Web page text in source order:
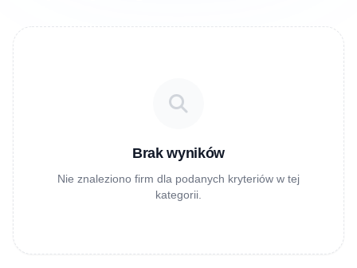
Brak wyników
Nie znaleziono firm dla podanych kryteriów w tej
kategorii.